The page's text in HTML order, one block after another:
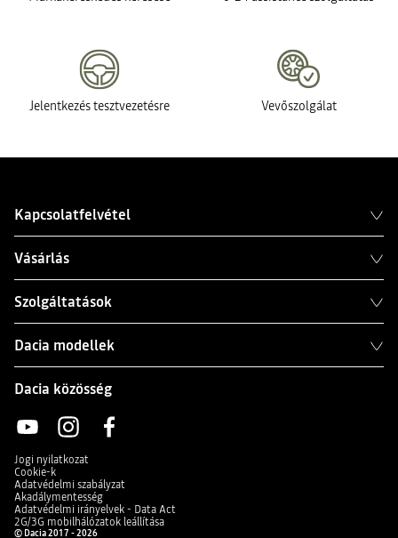
Jelentkezés tesztvezetésre Vevőszolgálat
Kapcsolatfelvétel
Vásárlás
Szolgáltatások
Dacia modellek
Dacia közösség
Jogi nyilatkozat
Cookie-k
Adatvédelmi szabályzat
Akadálymentesség
Adatvédelmi irányelvek - Data Act
2G/3G mobilhálózatok leállítása
© Dacia 2017 - 2026